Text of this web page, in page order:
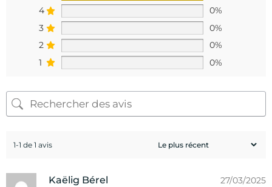
4
0%
3
0%
2
0%
1
0%
1-1 de 1 avis
Kaëlig Bérel 27/03/2025